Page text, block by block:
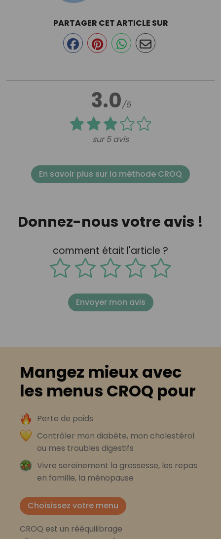
3.0/5
sur 5 avis
PARTAGER CET ARTICLE SUR
En savoir plus sur la méthode CROQ
Donnez-nous votre avis !
comment était l'article ?
Envoyer mon avis
Mangez mieux avec
les menus CROQ pour
Perte de poids
Contrôler mon diabète, mon cholestérol
ou mes troubles digestifs
Vivre sereinement la grossesse, les repas
en famille, la ménopause
Choisissez votre menu
CROQ est un rééquilibrage